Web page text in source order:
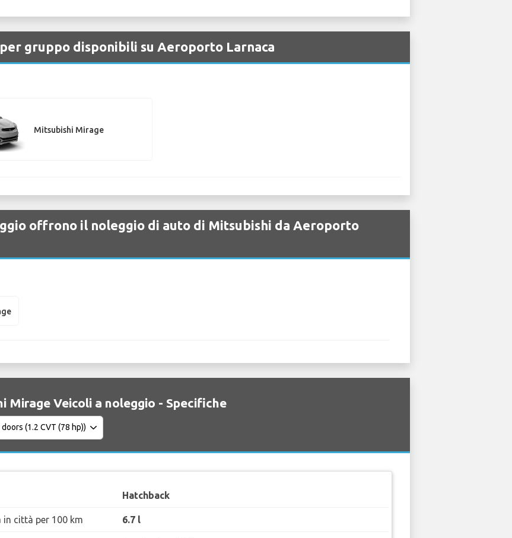
gruppo disponibili su Aeroporto Larnaca
Mitsubishi Mirage
offrono il noleggio di auto di Mitsubishi da Aeroporto
Mirage Veicoli a noleggio - Specifiche
Hatchback
in città per 100 km 6.7 l